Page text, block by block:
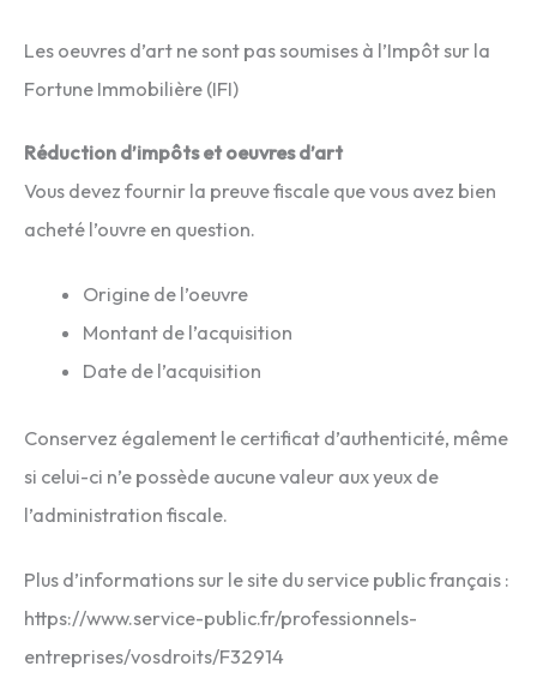
Les oeuvres d’art ne sont pas soumises à l’Impôt sur la
Fortune Immobilière (IFI)
Réduction d’impôts et oeuvres d’art
Vous devez fournir la preuve fiscale que vous avez bien
acheté l’ouvre en question.
Origine de l’oeuvre
Montant de l’acquisition
Date de l’acquisition
Conservez également le certificat d’authenticité, même
si celui-ci n’e possède aucune valeur aux yeux de
l’administration fiscale.
Plus d’informations sur le site du service public français :
https://www.service-public.fr/professionnels-
entreprises/vosdroits/F32914